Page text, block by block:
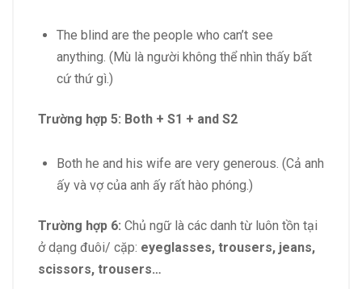
The blind are the people who can’t see
anything. (Mù là người không thể nhìn thấy bất
cứ thứ gì.)
Trường hợp 5: Both + S1 + and S2
Both he and his wife are very generous. (Cả anh
ấy và vợ của anh ấy rất hào phóng.)
Trường hợp 6: Chủ ngữ là các danh từ luôn tồn tại
ở dạng đuôi/ cặp: eyeglasses, trousers, jeans,
scissors, trousers…